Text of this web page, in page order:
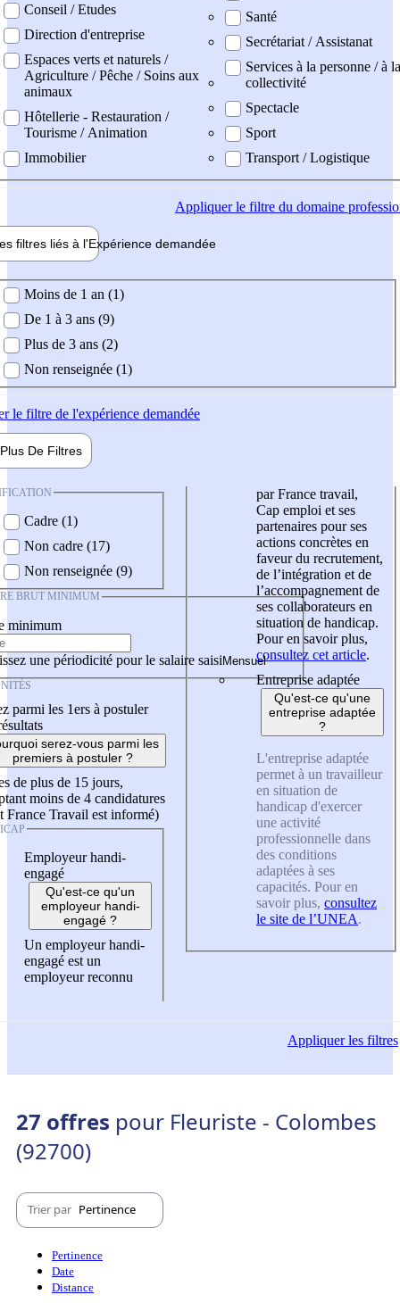
Conseil / Etudes
Direction d'entreprise
Espaces verts et naturels /
Agriculture / Pêche / Soins aux
animaux
Hôtellerie - Restauration /
Tourisme / Animation
Immobilier
Santé
Secrétariat / Assistanat
Services à la personne / à la
collectivité
Spectacle
Sport
Transport / Logistique
Appliquerle filtre du domaine
filtres liés à l'Expérience demandée
demandée
Moins de 1 an (1)
De 1 à 3 ans (9)
Plus de 3 ans (2)
Non renseignée (1)
le filtre de l'expérience demandée
Plus De Filtres
Cadre (1)
Non cadre (17)
Non renseignée (9)
BRUT MINIMUM
minimum
une périodicité pour le salaire saisi
parmi les 1ers à postuler
serez-vous parmi les
premiers à postuler ?
de plus de 15 jours,
moins de 4 candidatures
France Travail est informé)
Employeur handi-
engagé
Qu'est-ce qu'un
employeur handi-
engagé ?
Un employeur handi-
engagé est un
employeur reconnu
par France travail,
Cap emploi et ses
partenaires pour ses
actions concrètes en
faveur du recrutement,
de l’intégration et de
l’accompagnement de
ses collaborateurs en
situation de handicap.
Pour en savoir plus,
consultez cet article.
Entreprise adaptée
Qu'est-ce qu'une
entreprise adaptée
?
L'entreprise adaptée
permet à un travailleur
en situation de
handicap d'exercer
une activité
professionnelle dans
des conditions
adaptées à ses
capacités. Pour en
savoir plus, consultez
le site de l’UNEA.
Appliquerles filtres
27 offres pour Fleuriste - Colombes
(92700)
Trier par Pertinence
Pertinence
Date
Distance